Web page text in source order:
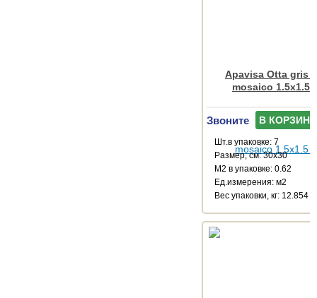
Apavisa Otta gris
mosaico 1.5x1.5
Звоните В КОРЗИНУ
Шт.в упаковке: 7
Размер, см: 30x30
М2 в упаковке: 0.62
Ед.измерения: м2
Веc упаковки, кг: 12.854